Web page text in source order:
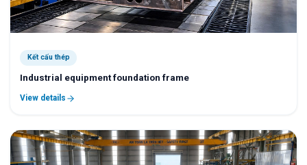
Kết cấu thép
Industrial equipment foundation frame
View details